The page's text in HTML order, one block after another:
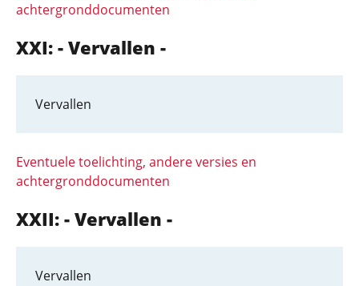
achtergronddocumenten
XXI: - Vervallen -
Vervallen
Eventuele toelichting, andere versies en
achtergronddocumenten
XXII: - Vervallen -
Vervallen